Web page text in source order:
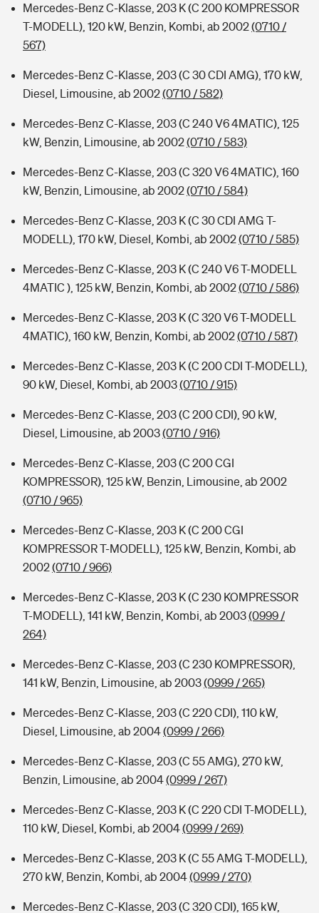
Mercedes-Benz C-Klasse, 203 K (C 200 KOMPRESSOR
T-MODELL), 120 kW, Benzin, Kombi, ab 2002(0710 /
567)
Mercedes-Benz C-Klasse, 203 (C 30 CDI AMG), 170 kW,
Diesel, Limousine, ab 2002(0710 / 582)
Mercedes-Benz C-Klasse, 203 (C 240 V6 4MATIC), 125
kW, Benzin, Limousine, ab 2002(0710 / 583)
Mercedes-Benz C-Klasse, 203 (C 320 V6 4MATIC), 160
kW, Benzin, Limousine, ab 2002(0710 / 584)
Mercedes-Benz C-Klasse, 203 K (C 30 CDI AMG T-
MODELL), 170 kW, Diesel, Kombi, ab 2002(0710 / 585)
Mercedes-Benz C-Klasse, 203 K (C 240 V6 T-MODELL
4MATIC ), 125 kW, Benzin, Kombi, ab 2002(0710 / 586)
Mercedes-Benz C-Klasse, 203 K (C 320 V6 T-MODELL
4MATIC), 160 kW, Benzin, Kombi, ab 2002(0710 / 587)
Mercedes-Benz C-Klasse, 203 K (C 200 CDI T-MODELL),
90 kW, Diesel, Kombi, ab 2003(0710 / 915)
Mercedes-Benz C-Klasse, 203 (C 200 CDI), 90 kW,
Diesel, Limousine, ab 2003(0710 / 916)
Mercedes-Benz C-Klasse, 203 (C 200 CGI
KOMPRESSOR), 125 kW, Benzin, Limousine, ab 2002
(0710 / 965)
Mercedes-Benz C-Klasse, 203 K (C 200 CGI
KOMPRESSOR T-MODELL), 125 kW, Benzin, Kombi, ab
2002(0710 / 966)
Mercedes-Benz C-Klasse, 203 K (C 230 KOMPRESSOR
T-MODELL), 141 kW, Benzin, Kombi, ab 2003(0999 /
264)
Mercedes-Benz C-Klasse, 203 (C 230 KOMPRESSOR),
141 kW, Benzin, Limousine, ab 2003(0999 / 265)
Mercedes-Benz C-Klasse, 203 (C 220 CDI), 110 kW,
Diesel, Limousine, ab 2004(0999 / 266)
Mercedes-Benz C-Klasse, 203 (C 55 AMG), 270 kW,
Benzin, Limousine, ab 2004(0999 / 267)
Mercedes-Benz C-Klasse, 203 K (C 220 CDI T-MODELL),
110 kW, Diesel, Kombi, ab 2004(0999 / 269)
Mercedes-Benz C-Klasse, 203 K (C 55 AMG T-MODELL),
270 kW, Benzin, Kombi, ab 2004(0999 / 270)
Mercedes-Benz C-Klasse, 203 (C 320 CDI), 165 kW,